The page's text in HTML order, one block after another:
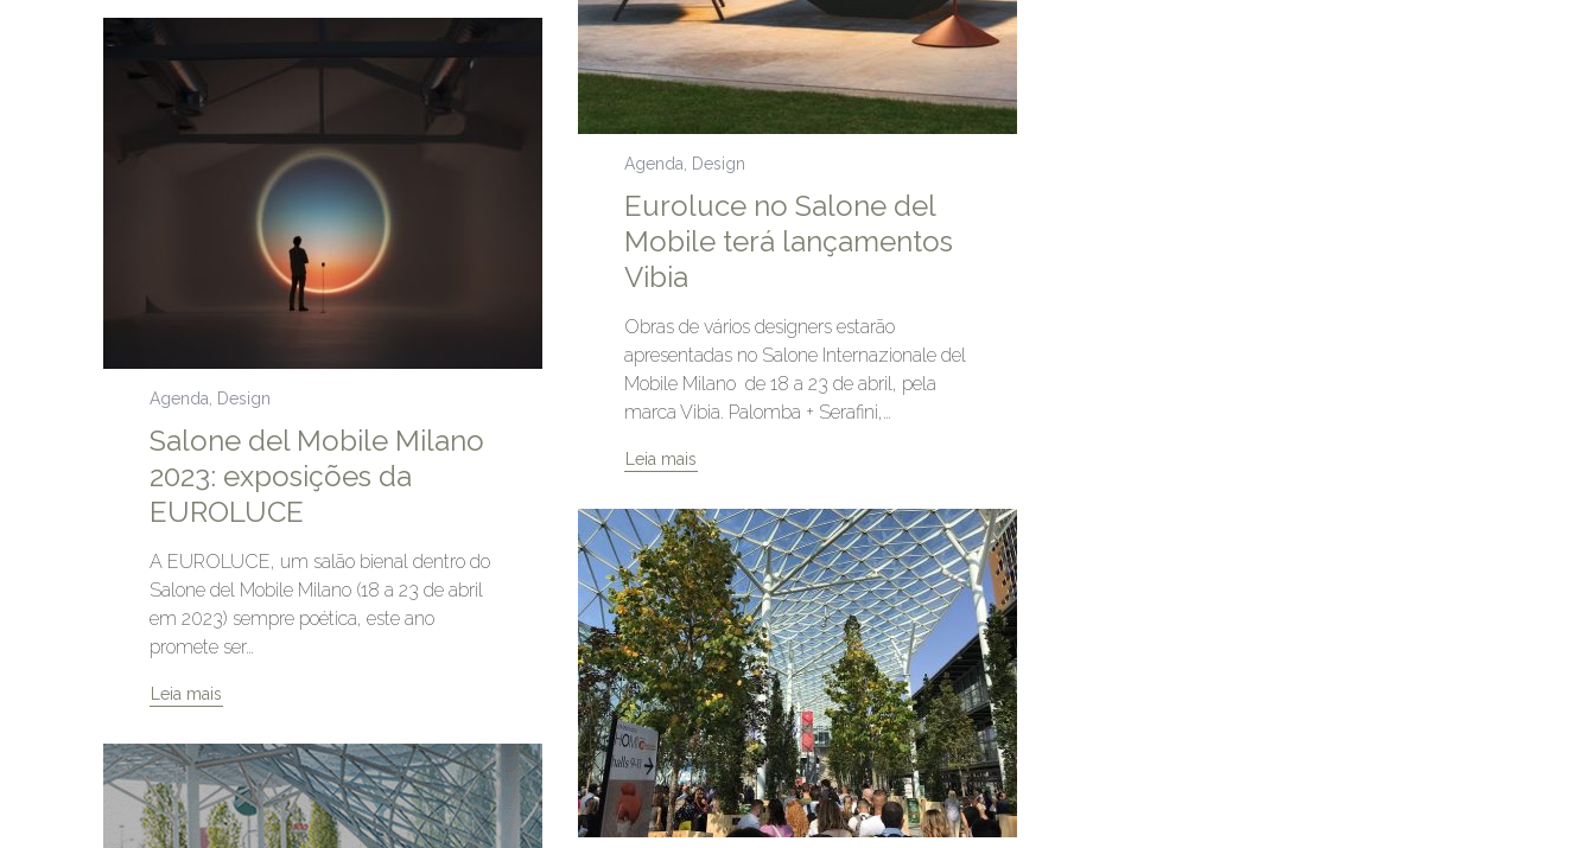
Agenda Design
Euroluce no Salone del
Mobile terá lançamentos
Vibia
Obras de vários designers estarão
apresentadas no Salone Internazionale del
Mobile Milano de 18 a 23 de abril, pela
marca Vibia. Palomba + Serafini,…
Leia mais
Agenda Design
Salone del Mobile Milano
2023: exposições da
EUROLUCE
A EUROLUCE, um salão bienal dentro do
Salone del Mobile Milano (18 a 23 de abril
em 2023) sempre poética, este ano
promete ser…
Leia mais